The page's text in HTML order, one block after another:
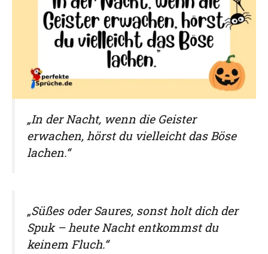
„In der Nacht, wenn die Geister
erwachen, hörst du vielleicht das Böse
lachen.“
„Süßes oder Saures, sonst holt dich der
Spuk – heute Nacht entkommst du
keinem Fluch.“